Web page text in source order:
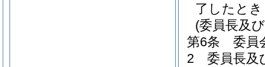
了したと
(委員長及
第6条
委員
2
委員長及